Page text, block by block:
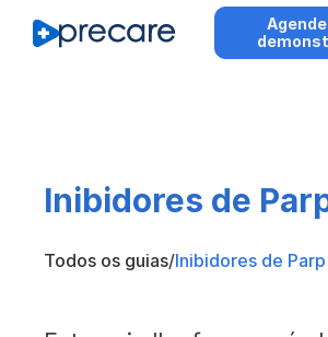
Inibidores de
Todos os guias/Inibidores de Parp